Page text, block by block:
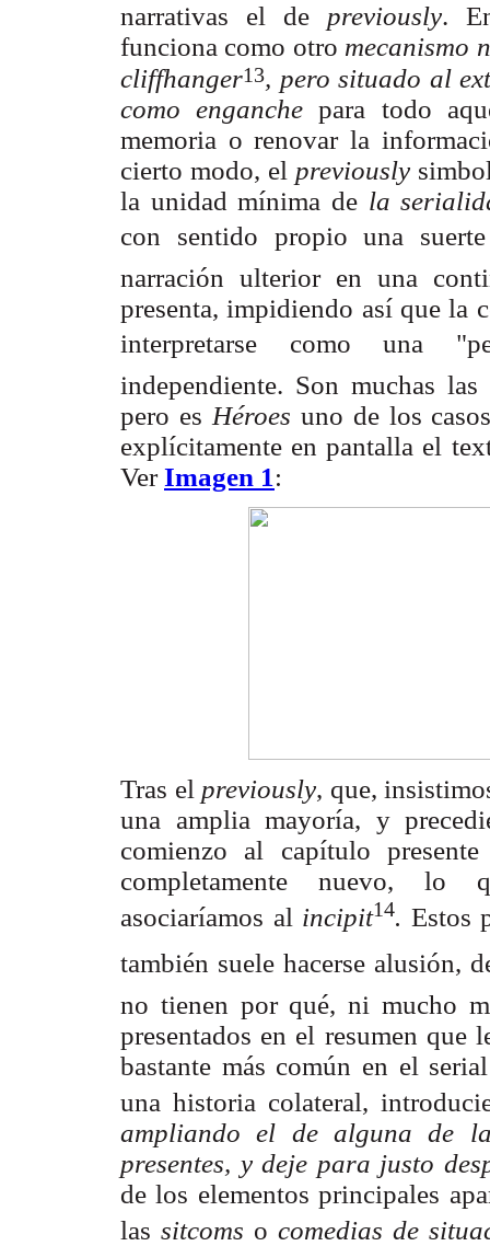
narrativas el de previously.
funciona como otro mecanismo
cliffhanger13, pero situado al
como enganchepara todo
memoria o renovar la
cierto modo, el previously
la unidad mínima de la
con sentido propio una
narración ulterior en una
presenta, impidiendo así que la
interpretarse como una
independiente. Son muchas
pero es Héroes uno de los
explícitamente en pantalla el
VerImagen 1:
Tras el previously, que,
una amplia mayoría, y
comienzo al capítulo
completamente nuevo, lo
asociaríamos al incipit14. Estos
también suele hacerse alusión,
no tienen por qué, ni mucho
presentados en el resumen que
bastante más común en el
una historia colateral,
ampliando el de alguna de
presentes, y deje para justo
de los elementos principales
lassitcoms ocomedias de